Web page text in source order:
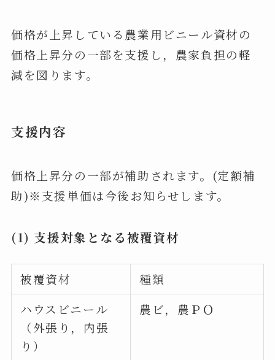
価格が上昇している農業⽤ビニール資材の
価格上昇分の一部を支援し，農家負担の軽
減を図ります。
支援内容
価格上昇分の一部が補助されます。(定額補
助)※支援単価は今後お知らせします。
(1) 支援対象となる被覆資材
被覆資材
種類
ハウスビニール
（外張り，内張
り）
農ビ，農ＰＯ